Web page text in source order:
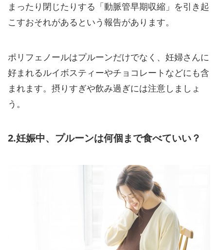
まったり閉じたりする「動脈管早期収縮」を引き起
こすおそれがあるという報告があります。
ポリフェノールはプルーンだけでなく、妊婦さんに
好まれるルイボスティーやチョコレートなどにも含
まれます。摂りすぎや飲み過ぎには注意しましょ
う。
2.妊娠中、プルーンは何個まで食べていい？